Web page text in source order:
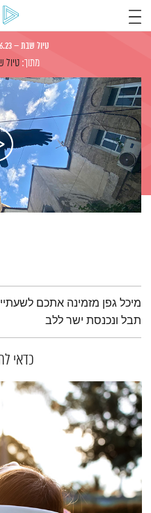
טיול שבת – 17.6.23 – פנימה והחוצה
מתוך: טיול
תמצית הפודקאסט
מיכל גפן מזמינה אתכם
תבל ונכנסת ישר ללב
כדאי